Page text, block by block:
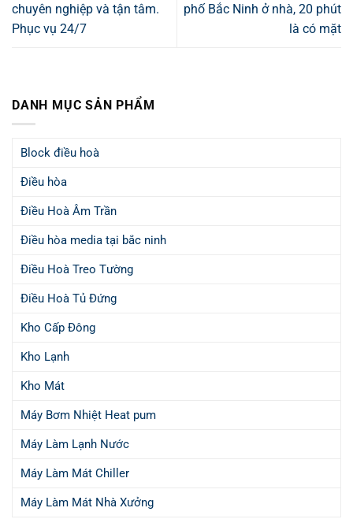
chuyên nghiệp và tận tâm.
Phục vụ 24/7
phố Bắc Ninh ở nhà, 20 phút
là có mặt
DANH MỤC SẢN PHẨM
Block điều hoà
Điều hòa
Điều Hoà Âm Trần
Điều hòa media tại bắc ninh
Điều Hoà Treo Tường
Điều Hoà Tủ Đứng
Kho Cấp Đông
Kho Lạnh
Kho Mát
Máy Bơm Nhiệt Heat pum
Máy Làm Lạnh Nước
Máy Làm Mát Chiller
Máy Làm Mát Nhà Xưởng